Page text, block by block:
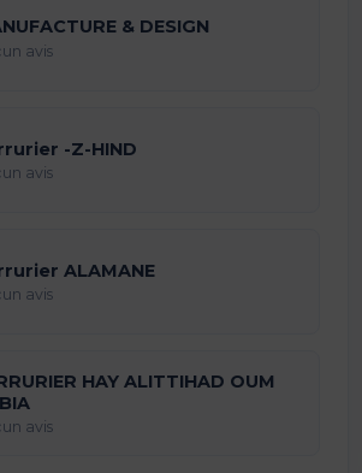
& DESIGN
avis
-Z-HIND
avis
ALAMANE
avis
HAY ALITTIHAD OUM
avis